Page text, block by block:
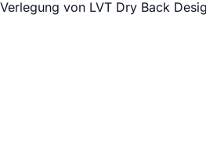
Verlegung von LVT Dry Back